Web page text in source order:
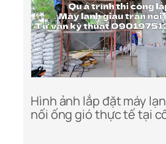
Hình ảnh lắp đặt máy
nối ống gió thực tế tại